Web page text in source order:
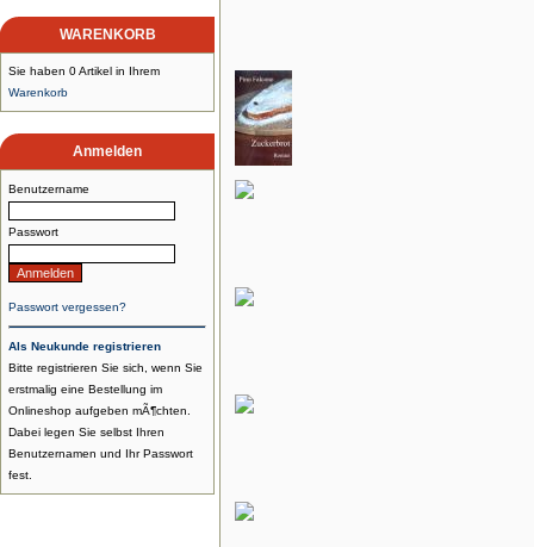
WARENKORB
Sie haben 0 Artikel in Ihrem
Warenkorb
Anmelden
Benutzername
Passwort
Passwort vergessen?
Als Neukunde registrieren
Bitte registrieren Sie sich, wenn Sie
erstmalig eine Bestellung im
Onlineshop aufgeben mÃ¶chten.
Dabei legen Sie selbst Ihren
Benutzernamen und Ihr Passwort
fest.